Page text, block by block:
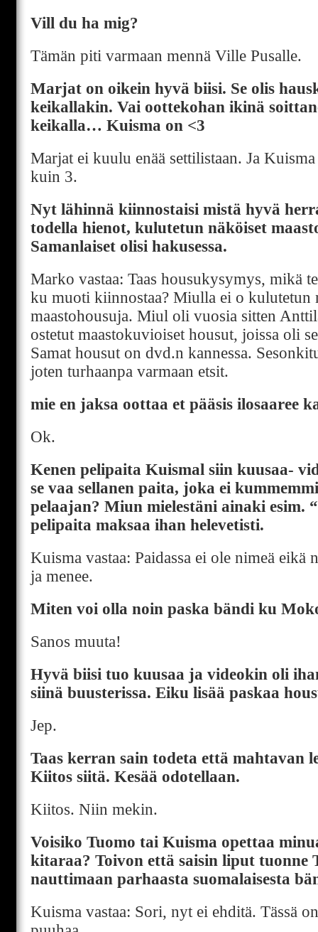
Vill du ha mig?
Tämän piti varmaan mennä Ville Pusalle.
Marjat on oikein hyvä biisi. Se olis
keikallakin. Vai oottekohan ikinä
keikalla… Kuisma on <3
Marjat ei kuulu enää settilistaan. Ja
kuin 3.
Nyt lähinnä kiinnostaisi mistä hyvä
todella hienot, kulutetun näköiset
Samanlaiset olisi hakusessa.
Marko vastaa: Taas housukysymys, mikä
ku muoti kiinnostaa? Miulla ei o kulutetun
maastohousuja. Miul oli vuosia sitten
ostetut maastokuvioiset housut, joissa oli
Samat housut on dvd.n kannessa.
joten turhaanpa varmaan etsit.
mie en jaksa oottaa et pääsis ilosaaree
Ok.
Kenen pelipaita Kuismal siin kuusaa-
se vaa sellanen paita, joka ei
pelaajan? Miun mielestäni ainaki esim.
pelipaita maksaa ihan helevetisti.
Kuisma vastaa: Paidassa ei ole nimeä eikä
ja menee.
Miten voi olla noin paska bändi ku
Sanos muuta!
Hyvä biisi tuo kuusaa ja videokin oli
siinä buusterissa. Eiku lisää paskaa
Jep.
Taas kerran sain todeta että mahtavan
Kiitos siitä. Kesää odotellaan.
Kiitos. Niin mekin.
Voisiko Tuomo tai Kuisma opettaa
kitaraa? Toivon että saisin liput tuonne
nauttimaan parhaasta suomalaisesta
Kuisma vastaa: Sori, nyt ei ehditä. Tässä